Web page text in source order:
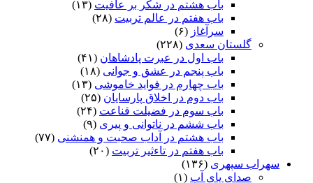
باب هشتم در شکر بر عافیت (۱۳)
باب هفتم در عالم تربیت (۲۸)
سرآغاز (۶)
گلستان سعدی (۲۲۸)
باب اول در عبرت پادشاهان (۴۱)
باب پنجم در عشق و جوانى (۱۸)
باب چهارم در فواید خاموشى (۱۳)
باب دوم در اخلاق پارسایان (۲۵)
باب سوم در فضیلت قناعت (۲۴)
باب ششم در ناتوانى و پیرى (۹)
باب هشتم در آداب صحبت و همنشنى (۷۷)
باب هفتم در تاءثیر تربیت (۲۰)
سهراب سپهری (۱۳۶)
صدای پای آب (۱)